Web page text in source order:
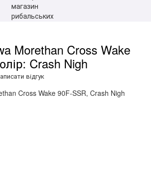
Morethan Cross Wake
Crash Nigh
відгук